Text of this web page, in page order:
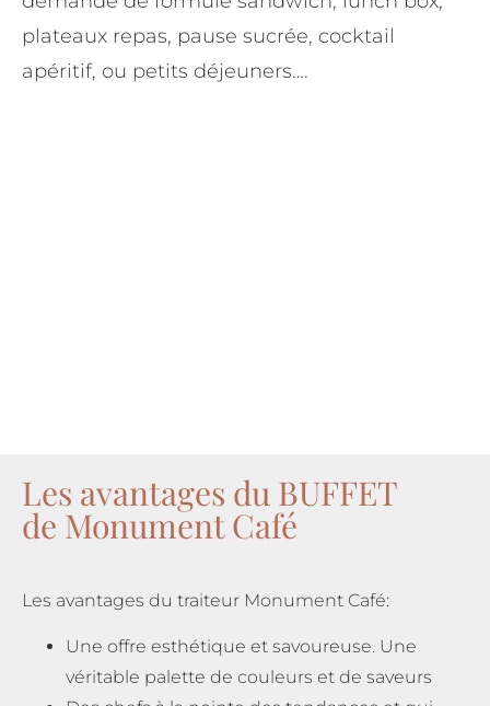
plateaux repas, pause sucrée, cocktail
apéritif, ou petits déjeuners….
Les avantages du BUFFET
de Monument Café
Les avantages du traiteur Monument Café:
Une offre esthétique et savoureuse. Une
véritable palette de couleurs et de saveurs